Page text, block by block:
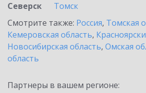
Северск
Томск
Смотрите также: Россия, Томская
Кемеровская область,
Новосибирская область, Омская
область
Партнеры в вашем регионе: